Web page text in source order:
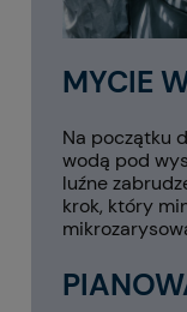
MYCIE
Na początku
wodą pod
luźne
krok, który